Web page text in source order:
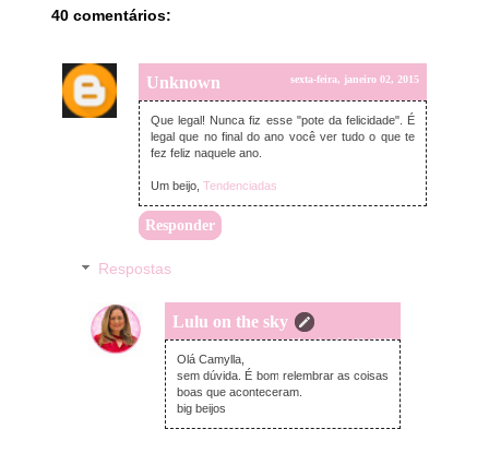
40 comentários:
Unknown sexta-feira, janeiro 02, 2015
Que legal! Nunca fiz esse "pote da felicidade". É
legal que no final do ano você ver tudo o que te
fez feliz naquele ano.
Um beijo, Tendenciadas
Responder
Respostas
Lulu on the sky
sexta-feira, janeiro 02, 2015
Olá Camylla,
sem dúvida. É bom relembrar as coisas
boas que aconteceram.
big beijos